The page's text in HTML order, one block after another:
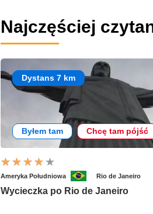
Najczęściej
Dystans 7 km
Byłem tam Chcę tam pójść
Ameryka Południowa Rio de Janeiro
Wycieczka po Rio de Janeiro